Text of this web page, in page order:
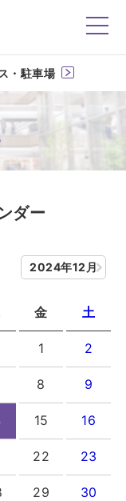
洛北阪急スクエア
・駐車場
ダー
2024年12月
金 土
1 2
8 9
15 16
22 23
29 30